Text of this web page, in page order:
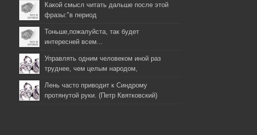
Какой смысл читать дальше после этой
фразы:"в период
Тоньше,пожалуйста, так будет
интересней всем...
Управлять одним человеком иной раз
труднее, чем целым народом,
Лень часто приводит к Синдрому
протянутой руки. (Петр Квятковский)